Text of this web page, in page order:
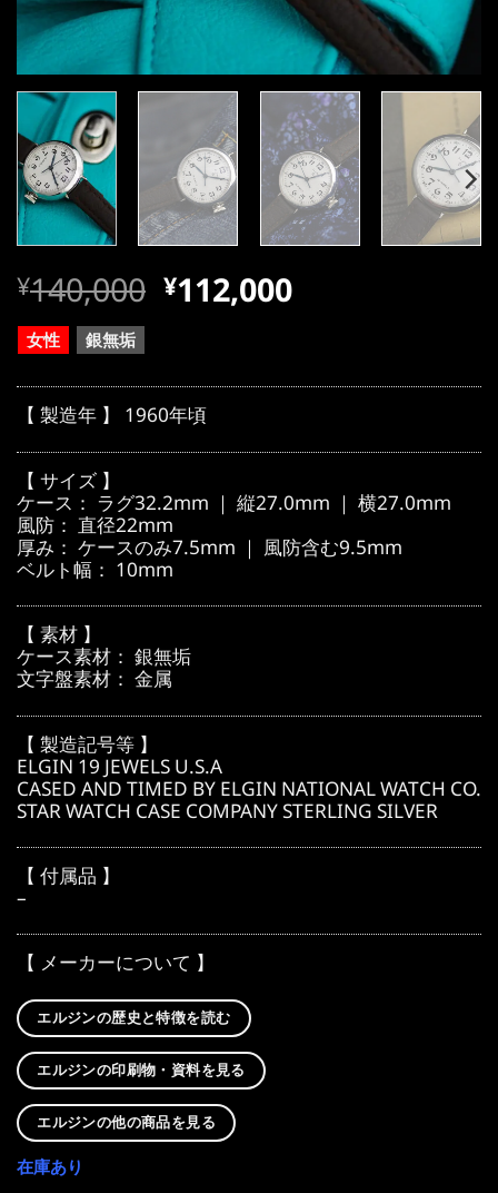
元
の
価
格
は
¥140,000
で
し
た。
¥140,000 現
価
格
は
で
す。
¥112,000
女性 銀無垢
【 製造年 】 1960年頃
【 サイズ 】
ケース： ラグ32.2mm ｜ 縦27.0mm ｜ 横27.0mm
風防： 直径22mm
厚み： ケースのみ7.5mm ｜ 風防含む9.5mm
ベルト幅： 10mm
【 素材 】
ケース素材： 銀無垢
文字盤素材： 金属
【 製造記号等 】
ELGIN 19 JEWELS U.S.A
CASED AND TIMED BY ELGIN NATIONAL WATCH CO.
STAR WATCH CASE COMPANY STERLING SILVER
【 付属品 】
–
【 メーカーについて 】
エルジンの歴史と特徴を読む
エルジンの印刷物・資料を見る
エルジンの他の商品を見る
在庫あり